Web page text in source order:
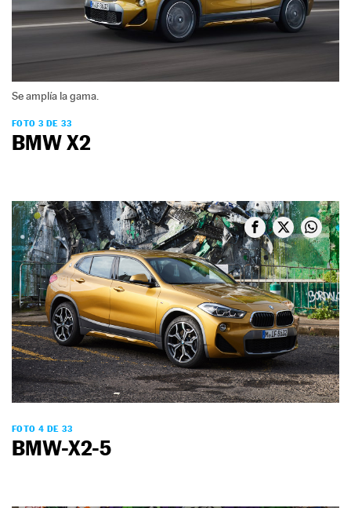
Se amplía la gama.
FOTO 3 DE 33
BMW X2
FOTO 4 DE 33
BMW-X2-5